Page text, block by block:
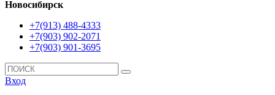
Новосибирск
+7(913) 488-4333
+7(903) 902-2071
+7(903) 901-3695
Вход